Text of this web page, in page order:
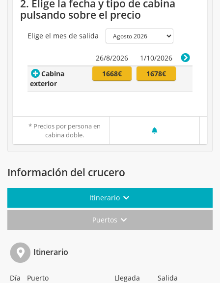
2. Elige la fecha y tipo de cabina
pulsando sobre el precio
Elige el mes de salida
26/8/2026
1/10/2026
Cabina
exterior
1668€ 1678€
* Precios por persona en
cabina doble.
Información del crucero
Itinerario
Puertos
Itinerario
Día Puerto Llegada
Salida